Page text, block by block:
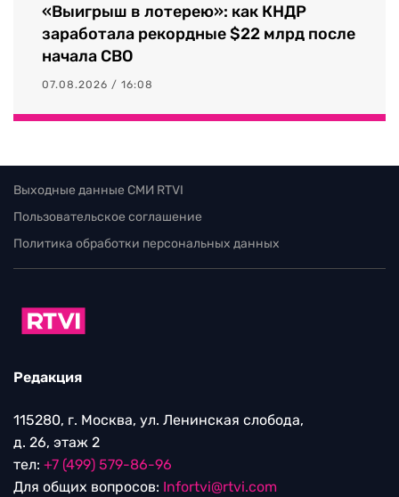
«Выигрыш в лотерею»: как КНДР
заработала рекордные $22 млрд после
начала СВО
07.08.2026 / 16:08
Выходные данные СМИ RTVI
Пользовательское соглашение
Политика обработки персональных данных
Редакция
115280, г. Москва, ул. Ленинская слобода,
д. 26, этаж 2
тел: +7 (499) 579-86-96
Для общих вопросов: Infortvi@rtvi.com